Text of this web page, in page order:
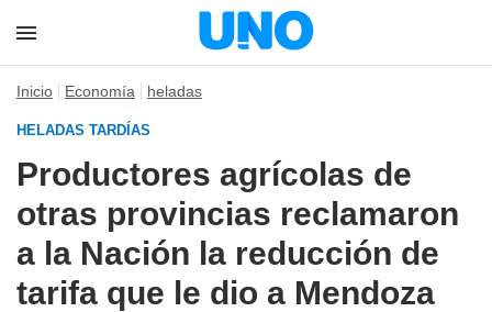
Inicio Economía heladas
HELADAS TARDÍAS
Productores agrícolas de
otras provincias reclamaron
a la Nación la reducción de
tarifa que le dio a Mendoza